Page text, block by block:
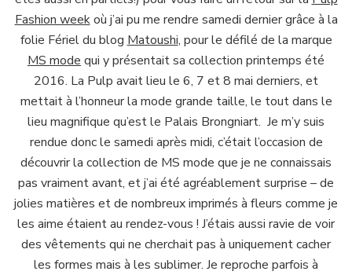
Fashion weekoù j’ai pu me rendre samedi dernier grâce à la
folie Fériel du blog Matoushi, pour le défilé de la marque
MS mode qui y présentait sa collection printemps été
2016. La Pulp avait lieu le 6, 7 et 8 mai derniers, et
mettait à l’honneur la mode grande taille, le tout dans le
lieu magnifique qu’est le Palais Brongniart. Je m’y suis
rendue donc le samedi après midi, c’était l’occasion de
découvrir la collection de MS mode que je ne connaissais
pas vraiment avant, et j’ai été agréablement surprise – de
jolies matières et de nombreux imprimés à fleurs comme je
les aime étaient au rendez-vous ! J’étais aussi ravie de voir
des vêtements qui ne cherchait pas à uniquement cacher
les formes mais à les sublimer. Je reproche parfois à